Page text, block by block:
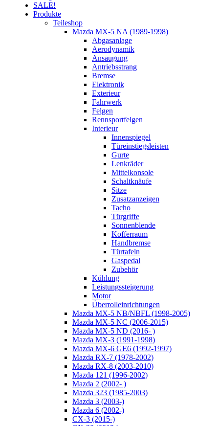
SALE!
Produkte
Teileshop
Mazda MX-5 NA (1989-1998)
Abgasanlage
Aerodynamik
Ansaugung
Antriebsstrang
Bremse
Elektronik
Exterieur
Fahrwerk
Felgen
Rennsportfelgen
Interieur
Innenspiegel
Türeinstiegsleisten
Gurte
Lenkräder
Mittelkonsole
Schaltknäufe
Sitze
Zusatzanzeigen
Tacho
Türgriffe
Sonnenblende
Kofferraum
Handbremse
Türtafeln
Gaspedal
Zubehör
Kühlung
Leistungssteigerung
Motor
Überrolleinrichtungen
Mazda MX-5 NB/NBFL (1998-2005)
Mazda MX-5 NC (2006-2015)
Mazda MX-5 ND (2016- )
Mazda MX-3 (1991-1998)
Mazda MX-6 GE6 (1992-1997)
Mazda RX-7 (1978-2002)
Mazda RX-8 (2003-2010)
Mazda 121 (1996-2002)
Mazda 2 (2002- )
Mazda 323 (1985-2003)
Mazda 3 (2003-)
Mazda 6 (2002-)
CX-3 (2015-)